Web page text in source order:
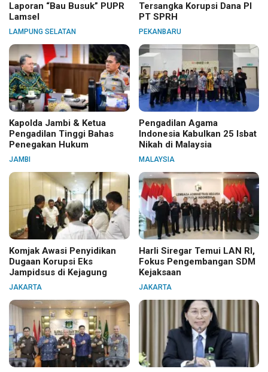
Laporan “Bau Busuk” PUPR
Lamsel
LAMPUNG SELATAN
Tersangka Korupsi Dana PI
PT SPRH
PEKANBARU
Kapolda Jambi & Ketua
Pengadilan Tinggi Bahas
Penegakan Hukum
JAMBI
Pengadilan Agama
Indonesia Kabulkan 25 Isbat
Nikah di Malaysia
MALAYSIA
Komjak Awasi Penyidikan
Dugaan Korupsi Eks
Jampidsus di Kejagung
JAKARTA
Harli Siregar Temui LAN RI,
Fokus Pengembangan SDM
Kejaksaan
JAKARTA